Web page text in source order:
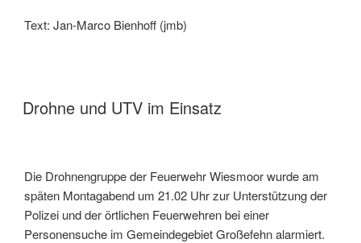
Text: Jan-Marco Bienhoff (jmb)
Drohne und UTV im Einsatz
Die Drohnengruppe der Feuerwehr Wiesmoor wurde am
späten Montagabend um 21.02 Uhr zur Unterstützung der
Polizei und der örtlichen Feuerwehren bei einer
Personensuche im Gemeindegebiet Großefehn alarmiert.